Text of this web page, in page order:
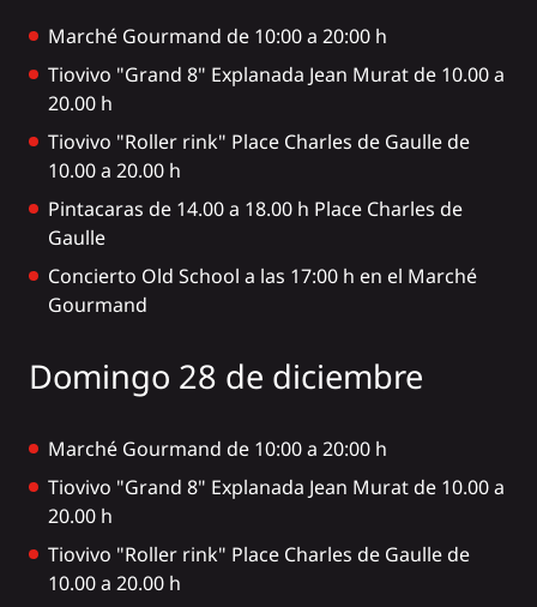
Marché Gourmand de 10:00 a 20:00 h
Tiovivo "Grand 8" Explanada Jean Murat de 10.00 a
20.00 h
Tiovivo "Roller rink" Place Charles de Gaulle de
10.00 a 20.00 h
Pintacaras de 14.00 a 18.00 h Place Charles de
Gaulle
Concierto Old School a las 17:00 h en el Marché
Gourmand
Domingo 28 de diciembre
Marché Gourmand de 10:00 a 20:00 h
Tiovivo "Grand 8" Explanada Jean Murat de 10.00 a
20.00 h
Tiovivo "Roller rink" Place Charles de Gaulle de
10.00 a 20.00 h